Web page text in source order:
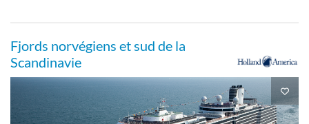
Pont Beethoven
Fjords norvégiens et sud de la
Scandinavie